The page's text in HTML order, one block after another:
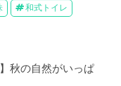
和式トイレ
秋の自然がいっぱ